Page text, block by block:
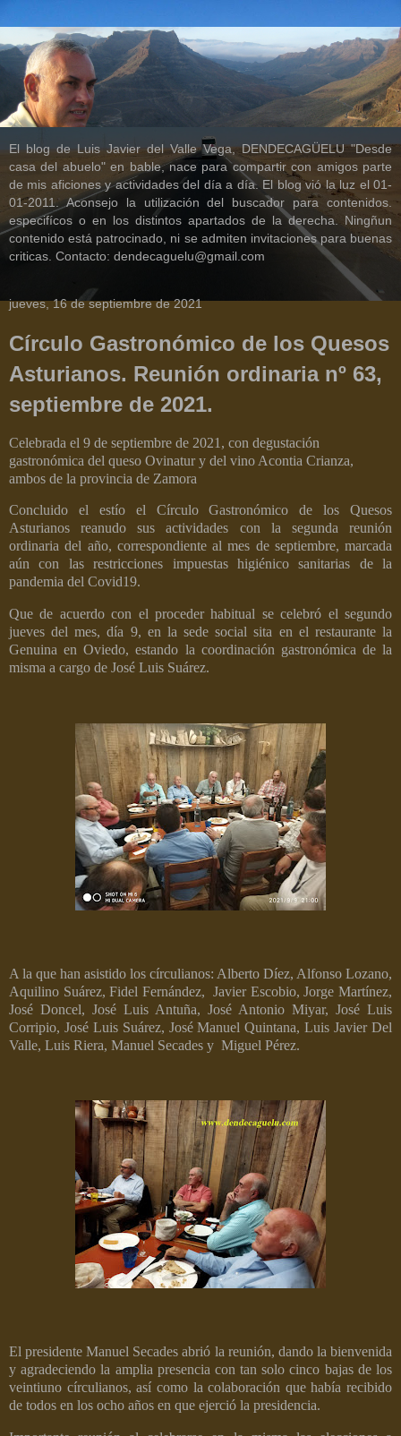
El blog de Luis Javier del Valle Vega, DENDECAGÜELU "Desde
casa del abuelo" en bable, nace para compartir con amigos parte
de mis aficiones y actividades del día a día. El blog vió la luz el 01-
01-2011. Aconsejo la utilización del buscador para contenidos.
especifícos o en los distintos apartados de la derecha. Ningñun
contenido está patrocinado, ni se admiten invitaciones para buenas
criticas. Contacto: dendecaguelu@gmail.com
jueves, 16 de septiembre de 2021
Círculo Gastronómico de los Quesos
Asturianos. Reunión ordinaria nº 63,
septiembre de 2021.
Celebrada el 9 de septiembre de 2021, con degustación
gastronómica del queso Ovinatur y del vino Acontia Crianza,
ambos de la provincia de Zamora
Concluido el estío el Círculo Gastronómico de los Quesos
Asturianos reanudo sus actividades con la segunda reunión
ordinaria del año, correspondiente al mes de septiembre, marcada
aún con las restricciones impuestas higiénico sanitarias de la
pandemia del Covid19.
Que de acuerdo con el proceder habitual se celebró el segundo
jueves del mes, día 9, en la sede social sita en el restaurante la
Genuina en Oviedo, estando la coordinación gastronómica de la
misma a cargo de José Luis Suárez.
A la que han asistido los círculianos: Alberto Díez, Alfonso Lozano,
Aquilino Suárez, Fidel Fernández, Javier Escobio, Jorge Martínez,
José Doncel, José Luis Antuña, José Antonio Miyar, José Luis
Corripio, José Luis Suárez, José Manuel Quintana, Luis Javier Del
Valle, Luis Riera, Manuel Secades y Miguel Pérez.
El presidente Manuel Secades abrió la reunión, dando la bienvenida
y agradeciendo la amplia presencia con tan solo cinco bajas de los
veintiuno círculianos, así como la colaboración que había recibido
de todos en los ocho años en que ejerció la presidencia.